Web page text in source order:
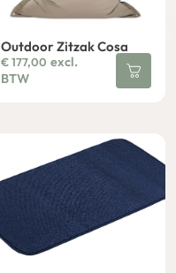
Outdoor Zitzak Cosa
€177,00 excl.
BTW